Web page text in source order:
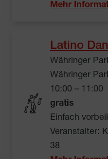
Mehr
Latino
Währinger
Währinger
10:00 – 11:00
gratis
Einfach
Veranstalter:
38